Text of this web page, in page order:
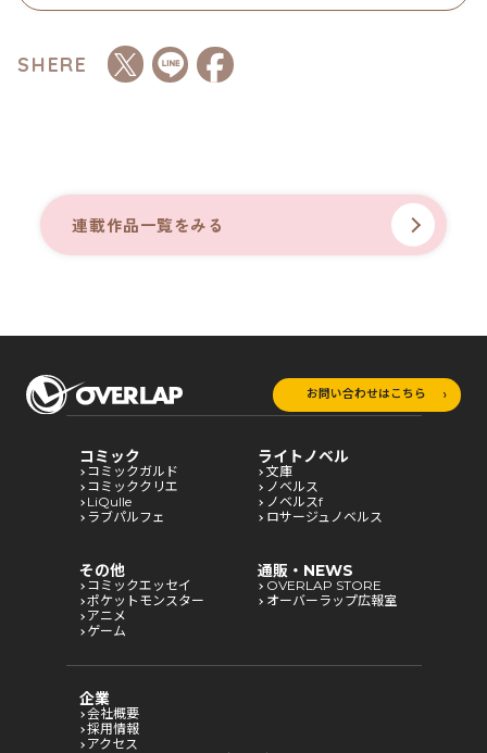
SHERE
連載作品一覧をみる
お問い合わせはこちら
コミック
コミックガルド
コミッククリエ
LiQulle
ラブパルフェ
ライトノベル
文庫
ノベルス
ノベルスf
ロサージュノベルス
その他
コミックエッセイ
ポケットモンスター
アニメ
ゲーム
通販・NEWS
OVERLAP STORE
オーバーラップ広報室
企業
会社概要
採用情報
アクセス